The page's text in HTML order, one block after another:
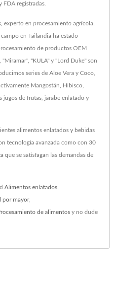
FDA registradas.
experto en procesamiento agrícola.
en Tailandia ha estado
de productos OEM
"KULA" y "Lord Duke" son
series de Aloe Vera y Coco,
Mangostán, Hibisco,
jugos de frutas, jarabe enlatado y
alimentos enlatados y bebidas
tecnología avanzada como con 30
que se satisfagan las demandas de
Alimentos enlatados,
por mayor,
de alimentos y no dude